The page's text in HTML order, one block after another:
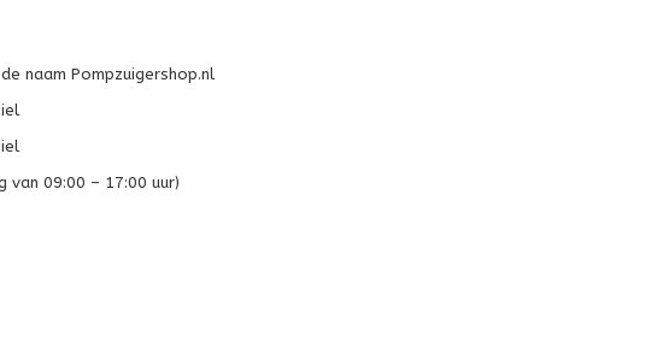
naam Pompzuigershop.nl
van 09:00 – 17:00 uur)